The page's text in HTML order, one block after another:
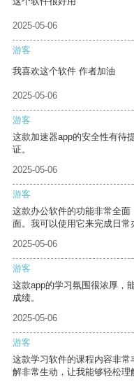
2025-05-06
游客
我喜欢这个软件 作者加油
2025-05-06
游客
这款加速器app的安全性有待
证。
2025-05-06
游客
这款办公软件的功能非常全
面。我可以使用它来完成日常
2025-05-06
游客
这款app的学习氛围很浓厚，
成绩。
2025-05-06
游客
这款学习软件的课程内容非
解非常生动，让我能够轻松理